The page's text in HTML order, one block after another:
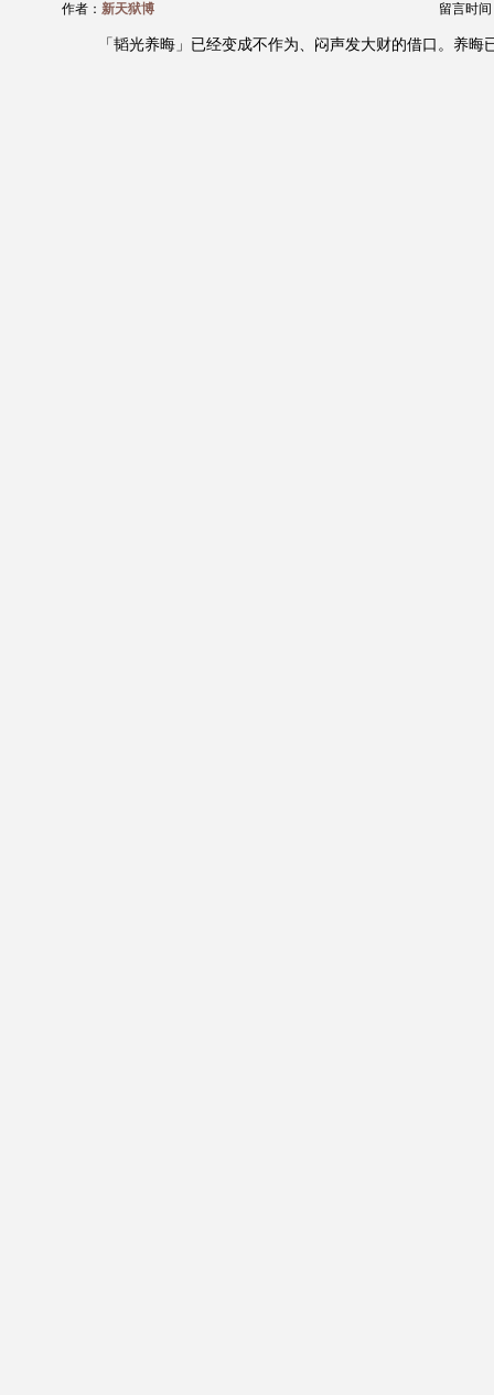
作者： 新天狱博 留言时间
「韬光养晦」已经变成不作为、闷声发大财的借口。养晦